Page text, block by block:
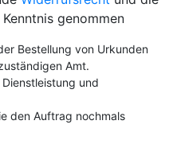
genommen
Bestellung von Urkunden
Amt.
und
den Auftrag nochmals